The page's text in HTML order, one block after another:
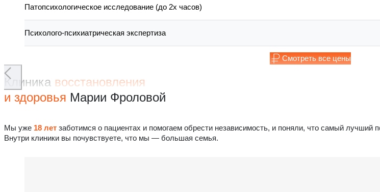
Патопсихологическое исследование (до 2х часов)
Психолого-психиатрическая экспертиза
Смотреть все цены
Клиника восстановления
и здоровья Марии Фроловой
Мы уже 18 лет заботимся о пациентах и помогаем обрести независимость, и поняли, что самый лучший
Внутри клиники вы почувствуете, что мы — большая семья.